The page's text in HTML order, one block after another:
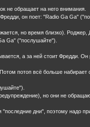
не обращает на него внимания.
он поет: "Radio Ga Ga"
но время близко). Роджер,
Ga" ("послушайте").
а за ней стоит Фредди. Он
потоп всё больше набирает
но они не
дни", поэтому надо